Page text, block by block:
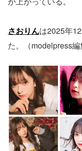
さおりんは2025年
た。（modelpress編